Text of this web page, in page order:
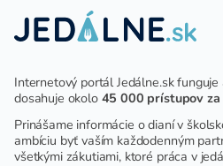
Internetový portál Jedálne.sk funguje
dosahuje okolo 45 000 prístupov za
Prinášame informácie o dianí v
ambíciu byť vaším každodenným
všetkými zákutiami, ktoré práca v